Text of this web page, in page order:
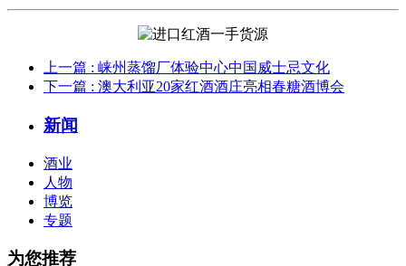
上一篇 : 崃州蒸馏厂体验中心中国威士忌文化
下一篇 : 澳大利亚20家红酒酒庄亮相春糖酒博会
新闻
酒业
人物
博览
专题
为您推荐